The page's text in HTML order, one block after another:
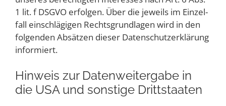
1 lit. f DSGVO erfol­gen. Über die jeweils im Ein­zel­
fall ein­schlä­gi­gen Rechts­grund­la­gen wird in den
fol­gen­den Absät­zen die­ser Daten­schutz­er­klä­rung
informiert.
Hin­weis zur Daten­wei­ter­ga­be in
die USA und sons­ti­ge Drittstaaten